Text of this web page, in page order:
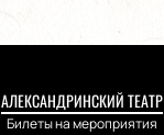
АЛЕКСАНДРИНСКИЙ ТЕАТР
Билеты на мероприятия